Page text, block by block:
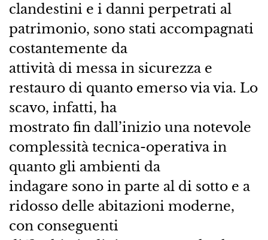
clandestini e i danni perpetrati al
patrimonio, sono stati accompagnati
costantemente da
attività di messa in sicurezza e
restauro di quanto emerso via via. Lo
scavo, infatti, ha
mostrato fin dall’inizio una notevole
complessità tecnica-operativa in
quanto gli ambienti da
indagare sono in parte al di sotto e a
ridosso delle abitazioni moderne,
con conseguenti